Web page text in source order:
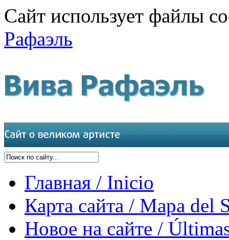
Сайт использует файлы
Рафаэль
Главная / Inicio
Карта сайта / Mapa del
Новое на сайте /